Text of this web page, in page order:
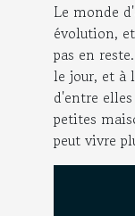
Le monde
évolution,
pas en
le jour, et à
d'entre
petites
peut vivre